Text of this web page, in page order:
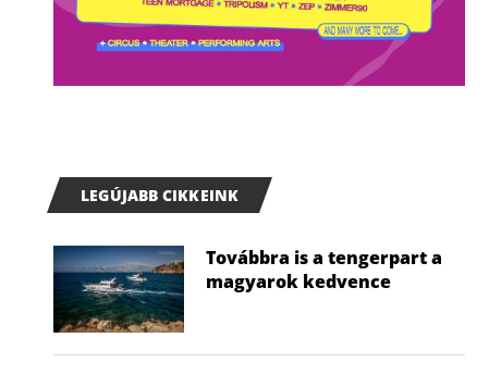
LEGÚJABB CIKKEINK
Továbbra is a tengerpart a
magyarok kedvence